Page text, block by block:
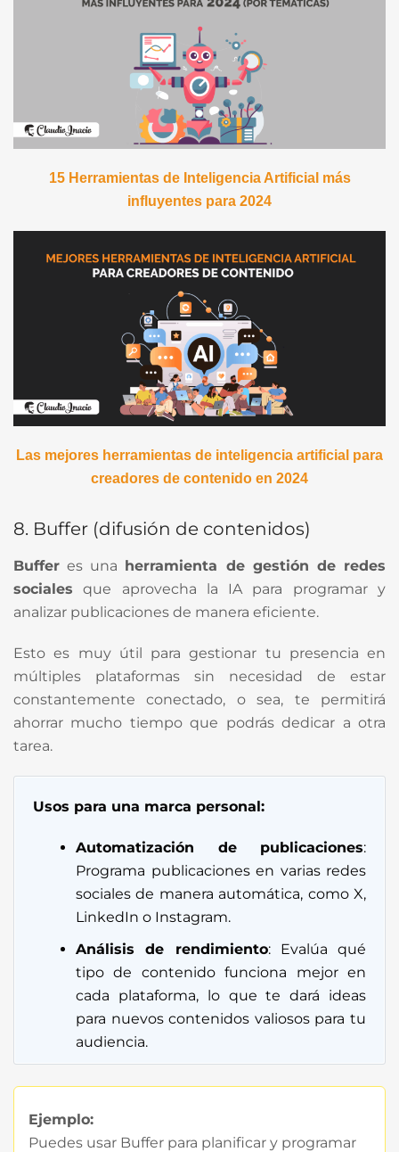
15 Herramientas de Inteligencia Artificial más
influyentes para 2024
Las mejores herramientas de inteligencia artificial para
creadores de contenido en 2024
8. Buffer (difusión de contenidos)
Buffer es una herramienta de gestión de redes
sociales que aprovecha la IA para programar y
analizar publicaciones de manera eficiente.
Esto es muy útil para gestionar tu presencia en
múltiples plataformas sin necesidad de estar
constantemente conectado, o sea, te permitirá
ahorrar mucho tiempo que podrás dedicar a otra
tarea.
Usos para una marca personal:
Automatización de publicaciones:
Programa publicaciones en varias redes
sociales de manera automática, como X,
LinkedIn o Instagram.
Análisis de rendimiento: Evalúa qué
tipo de contenido funciona mejor en
cada plataforma, lo que te dará ideas
para nuevos contenidos valiosos para tu
audiencia.
Ejemplo:
Puedes usar Buffer para planificar y programar